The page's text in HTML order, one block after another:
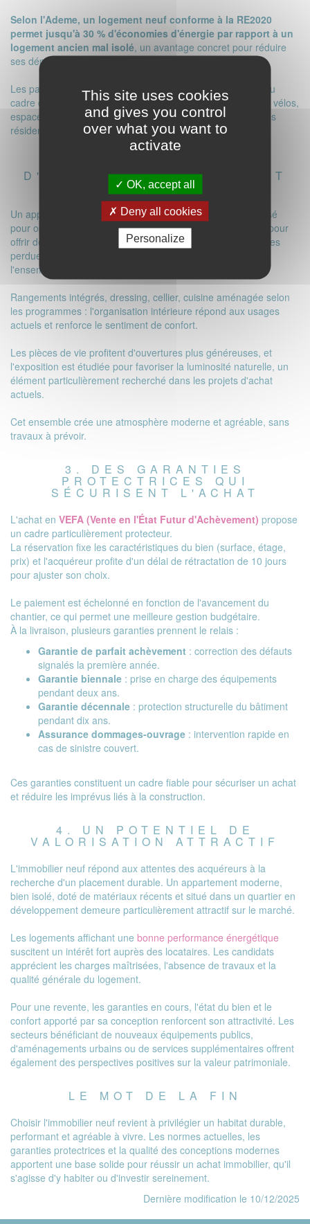
Selon l'Ademe, un logement neuf conforme à la RE2020
permet jusqu'à 30 % d'économies d'énergie par rapport à un
logement ancien mal isolé, un avantage concret pour réduire
ses dépenses tout en profitant d'un confort accru.
Les parties communes contribuent également à la qualité du
cadre de vie : halls lumineux, ascenseurs silencieux, locaux vélos,
espaces paysagers… La conception vise à faciliter la vie des
résidents au quotidien.
D'HABITATION MODERNE ET
FONCTIONNEL
Un appartement neuf se distingue par un agencement pensé
pour optimiser chaque mètre carré. Les plans sont conçus pour
offrir des espaces fluides, pratiques et lumineux. Les surfaces
perdues sont limitées, permettant de profiter réellement de
l'ensemble du logement.
Rangements intégrés, dressing, cellier, cuisine aménagée selon
les programmes : l'organisation intérieure répond aux usages
actuels et renforce le sentiment de confort.
Les pièces de vie profitent d'ouvertures plus généreuses, et
l'exposition est étudiée pour favoriser la luminosité naturelle, un
élément particulièrement recherché dans les projets d'achat
actuels.
Cet ensemble crée une atmosphère moderne et agréable, sans
travaux à prévoir.
3. DES GARANTIES
PROTECTRICES QUI
SÉCURISENT L'ACHAT
L'achat en VEFA (Vente en l'État Futur d'Achèvement) propose
un cadre particulièrement protecteur.
La réservation fixe les caractéristiques du bien (surface, étage,
prix) et l'acquéreur profite d'un délai de rétractation de 10 jours
pour ajuster son choix.
Le paiement est échelonné en fonction de l'avancement du
chantier, ce qui permet une meilleure gestion budgétaire.
À la livraison, plusieurs garanties prennent le relais :
Garantie de parfait achèvement : correction des défauts
signalés la première année.
Garantie biennale : prise en charge des équipements
pendant deux ans.
Garantie décennale : protection structurelle du bâtiment
pendant dix ans.
Assurance dommages-ouvrage : intervention rapide en
cas de sinistre couvert.
Ces garanties constituent un cadre fiable pour sécuriser un achat
et réduire les imprévus liés à la construction.
4. UN POTENTIEL DE
VALORISATION ATTRACTIF
L'immobilier neuf répond aux attentes des acquéreurs à la
recherche d'un placement durable. Un appartement moderne,
bien isolé, doté de matériaux récents et situé dans un quartier en
développement demeure particulièrement attractif sur le marché.
Les logements affichant une bonne performance énergétique
suscitent un intérêt fort auprès des locataires. Les candidats
apprécient les charges maîtrisées, l'absence de travaux et la
qualité générale du logement.
Pour une revente, les garanties en cours, l'état du bien et le
confort apporté par sa conception renforcent son attractivité. Les
secteurs bénéficiant de nouveaux équipements publics,
d'aménagements urbains ou de services supplémentaires offrent
également des perspectives positives sur la valeur patrimoniale.
LE MOT DE LA FIN
Choisir l'immobilier neuf revient à privilégier un habitat durable,
performant et agréable à vivre. Les normes actuelles, les
garanties protectrices et la qualité des conceptions modernes
apportent une base solide pour réussir un achat immobilier, qu'il
s'agisse d'y habiter ou d'investir sereinement.
Dernière modification le 10/12/2025
This site uses cookies
and gives you control
over what you want to
activate
OK, accept all
Deny all cookies
Personalize